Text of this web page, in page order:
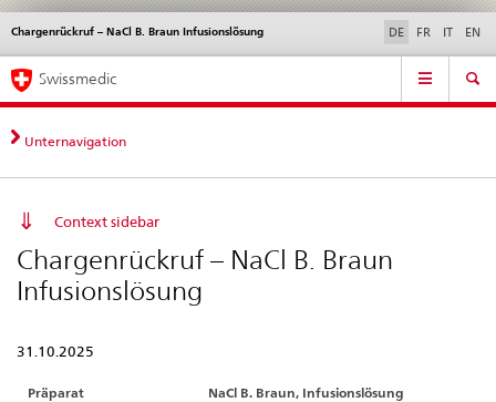
Direktnavigation
News,
Rechtsgrundlagen,
Kontakt
News & Updates Kontakt | Support & Hilfe
Chargenrückruf – NaCl B. Braun Infusionslösung
Sprachwahl DE FR IT EN
Service
Hauptnavigation
Swissmedic
Unternavigation
Context sidebar
Chargenrückruf – NaCl B. Braun
Infusionslösung
31.10.2025
Präparat NaCl B. Braun, Infusionslösung